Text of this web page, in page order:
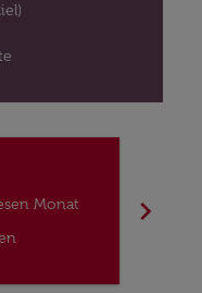
Monat
chevron_right